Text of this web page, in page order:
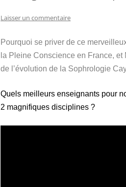
Laisser un commentaire
Pourquoi se priver de ce
la Pleine Conscience en France,
de l’évolution de la Sophrologie
Quels meilleurs enseignants pour
2 magnifiques disciplines ?